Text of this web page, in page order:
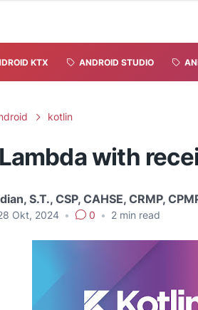
KTX ANDROID STUDIO
kotlin
with
S.T., CSP, CAHSE, CRMP,
Okt, 2024 • 0 • 2 min read